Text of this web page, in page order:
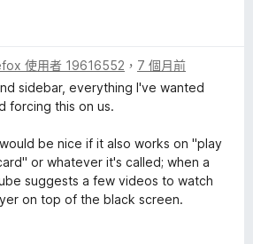
使用者 19616552 ， 7 個月前
sidebar, everything I've wanted
forcing this on us.
be nice if it also works on "play
or whatever it's called; when a
suggests a few videos to watch
on top of the black screen.